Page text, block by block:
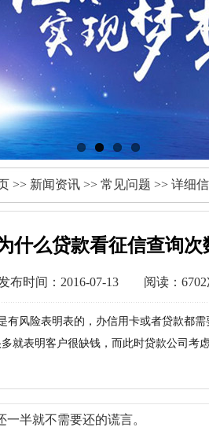
>> 新闻资讯 >> 常见问题 >> 详细
什么贷款看征信查询次
布时间：2016-07-13 阅读：6702
有风险表明表的，办信用卡或者贷款都
就表明客户很缺钱，而此时贷款公司考
一半就不需要还的谎言。